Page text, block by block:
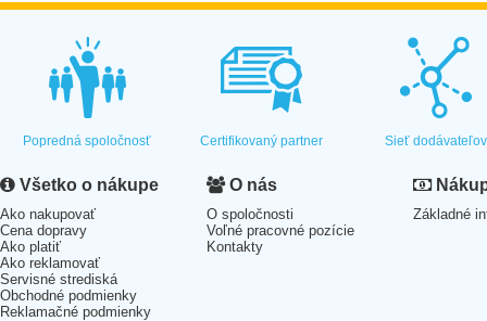
Popredná spoločnosť Certifikovaný partner Sieť dodávateľov
Všetko o nákupe
Ako nakupovať
Cena dopravy
Ako platiť
Ako reklamovať
Servisné strediská
Obchodné podmienky
Reklamačné podmienky
O nás
O spoločnosti
Voľné pracovné pozície
Kontakty
Základné